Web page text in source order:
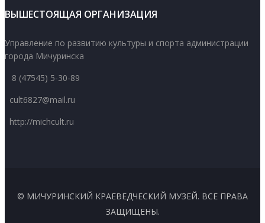
ВЫШЕСТОЯЩАЯ ОРГАНИЗАЦИЯ
Управление по развитию культуры и спорта администрации
города Мичуринска
8 (47545) 5-30-89
cult6827@mail.ru
http://michcult.ru
© МИЧУРИНСКИЙ КРАЕВЕДЧЕСКИЙ МУЗЕЙ. ВСЕ ПРАВА
ЗАЩИЩЕНЫ.